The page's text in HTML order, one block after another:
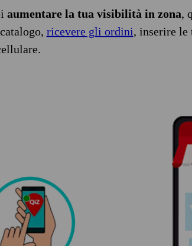
aumentare la tua visibilità in zona,
ricevere gli ordini, inserire le